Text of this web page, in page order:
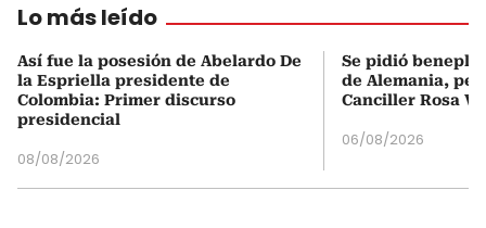
Lo más leído
Así fue la posesión de Abelardo De
la Espriella presidente de
Colombia: Primer discurso
presidencial
08/08/2026
Se pidió
de Alemania,
Canciller Rosa
06/08/2026